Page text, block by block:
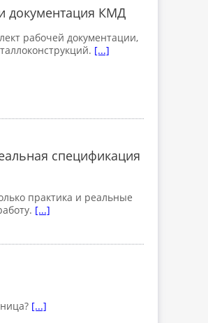
документация КМД
рабочей документации,
[...]
спецификация
практика и реальные
[...]
[...]